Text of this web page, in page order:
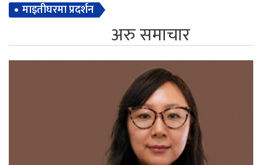
माइतीघरमा प्रदर्शन
अरु समाचार